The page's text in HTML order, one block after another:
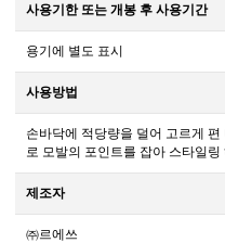
사용기한 또는 개봉 후 사용기간
용기에 별도 표시
사용방법
손바닥에 적당량을 덜어 고르게
로 모발의 포인트를 잡아 스타일링
제조자
㈜르에쓰